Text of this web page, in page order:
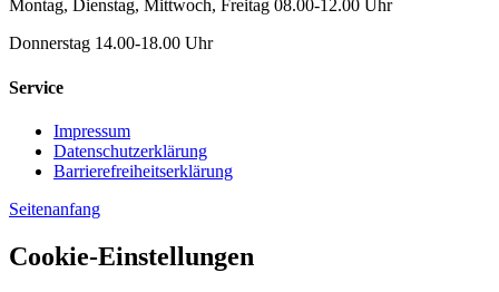
Montag, Dienstag, Mittwoch, Freitag 08.00-12.00 Uhr
Donnerstag 14.00-18.00 Uhr
Service
Impressum
Datenschutzerklärung
Barrierefreiheitserklärung
Seitenanfang
Cookie-Einstellungen